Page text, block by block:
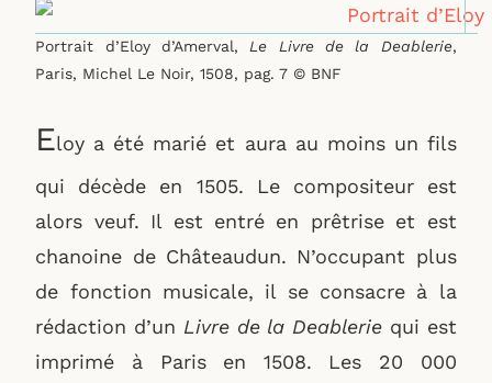
Portrait d’Eloy d’Amerval, Le Livre de la Deablerie,
Paris, Michel Le Noir, 1508, pag. 7 © BNF
Eloy a été marié et aura au moins un fils
qui décède en 1505. Le compositeur est
alors veuf. Il est entré en prêtrise et est
chanoine de Châteaudun. N’occupant plus
de fonction musicale, il se consacre à la
rédaction d’un Livre de la Deablerie qui est
imprimé à Paris en 1508. Les 20 000